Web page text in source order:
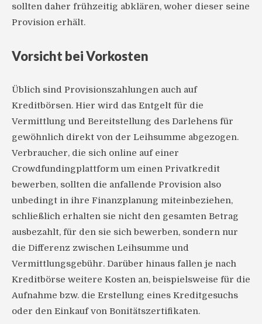
sollten daher frühzeitig abklären, woher dieser seine
Provision erhält.
Vorsicht bei Vorkosten
Üblich sind Provisionszahlungen auch auf
Kreditbörsen. Hier wird das Entgelt für die
Vermittlung und Bereitstellung des Darlehens für
gewöhnlich direkt von der Leihsumme abgezogen.
Verbraucher, die sich online auf einer
Crowdfundingplattform um einen Privatkredit
bewerben, sollten die anfallende Provision also
unbedingt in ihre Finanzplanung miteinbeziehen,
schließlich erhalten sie nicht den gesamten Betrag
ausbezahlt, für den sie sich bewerben, sondern nur
die Differenz zwischen Leihsumme und
Vermittlungsgebühr. Darüber hinaus fallen je nach
Kreditbörse weitere Kosten an, beispielsweise für die
Aufnahme bzw. die Erstellung eines Kreditgesuchs
oder den Einkauf von Bonitätszertifikaten.